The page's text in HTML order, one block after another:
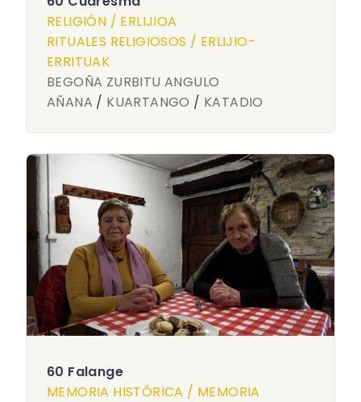
RELIGIÓN / ERLIJIOA
RITUALES RELIGIOSOS / ERLIJIO-
ERRITUAK
BEGOÑA ZURBITU ANGULO
AÑANA / KUARTANGO / KATADIO
60 Falange
MEMORIA HISTÓRICA / MEMORIA